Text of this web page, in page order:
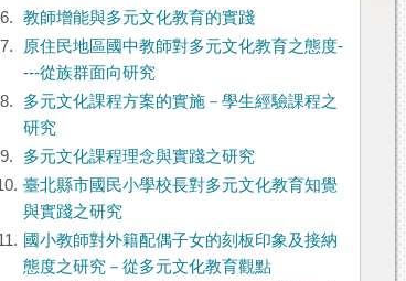
6.
教師增能與多元文化教育的實踐
7.
原住民地區國中教師對多元文化教育之態度-
---從族群面向研究
8.
多元文化課程方案的實施－學生經驗課程之
研究
9.
多元文化課程理念與實踐之研究
臺北縣市國民小學校長對多元文化教育知覺
與實踐之研究
國小教師對外籍配偶子女的刻板印象及接納
態度之研究－從多元文化教育觀點